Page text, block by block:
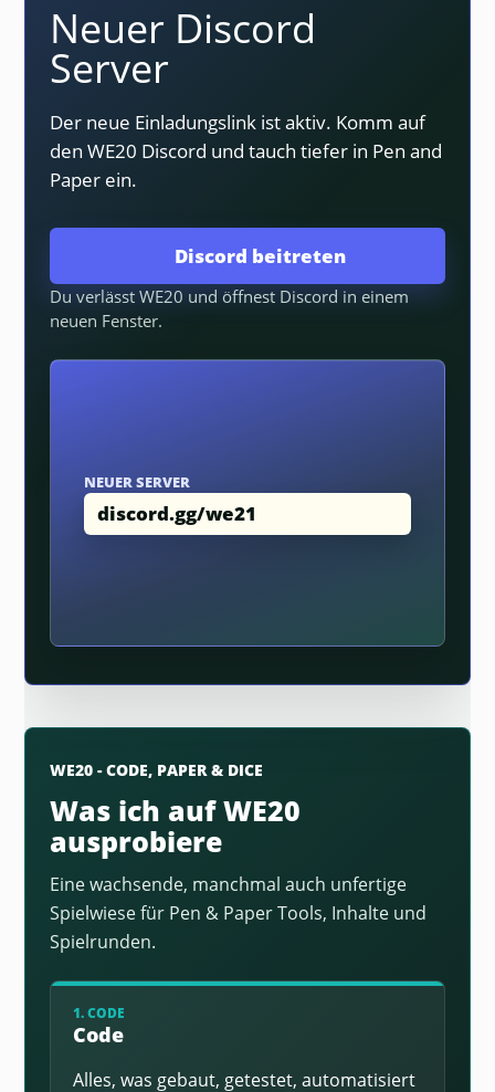
Neuer Discord
Server
Der neue Einladungslink ist aktiv. Komm auf
den WE20 Discord und tauch tiefer in Pen and
Paper ein.
Discord beitreten
Du verlässt WE20 und öffnest Discord in einem
neuen Fenster.
NEUER SERVER
discord.gg/we21
WE20 - CODE, PAPER & DICE
Was ich auf WE20
ausprobiere
Eine wachsende, manchmal auch unfertige
Spielwiese für Pen & Paper Tools, Inhalte und
Spielrunden.
1. CODE
Code
Alles, was gebaut, getestet, automatisiert